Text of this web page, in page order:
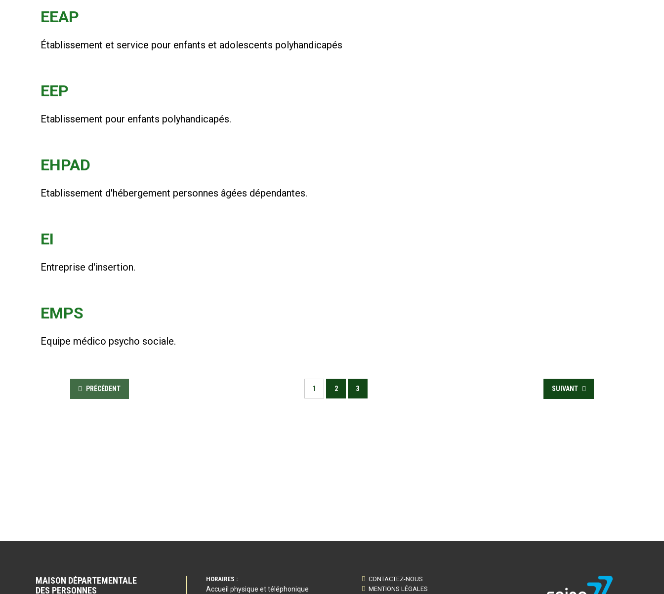
EEAP
Établissement et service pour enfants et adolescents polyhandicapés
EEP
Etablissement pour enfants polyhandicapés.
EHPAD
Etablissement d'hébergement personnes âgées dépendantes.
EI
Entreprise d'insertion.
EMPS
Equipe médico psycho sociale.
PRÉCÉDENT 1 2 3 SUIVANT
MAISON DÉPARTEMENTALE
DES PERSONNES
HORAIRES :
Accueil physique et téléphonique
CONTACTEZ-NOUS
MENTIONS LÉGALES